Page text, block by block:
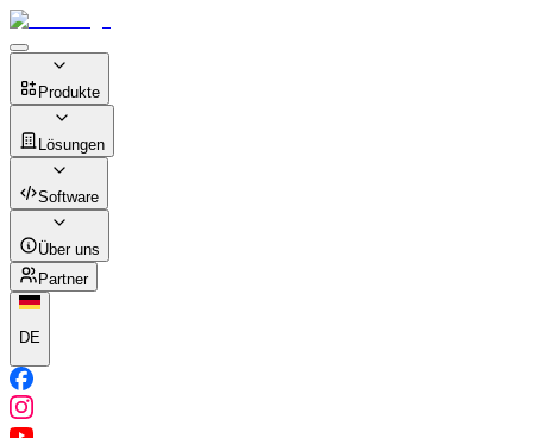
Produkte
Lösungen
Software
Über uns
Partner
DE